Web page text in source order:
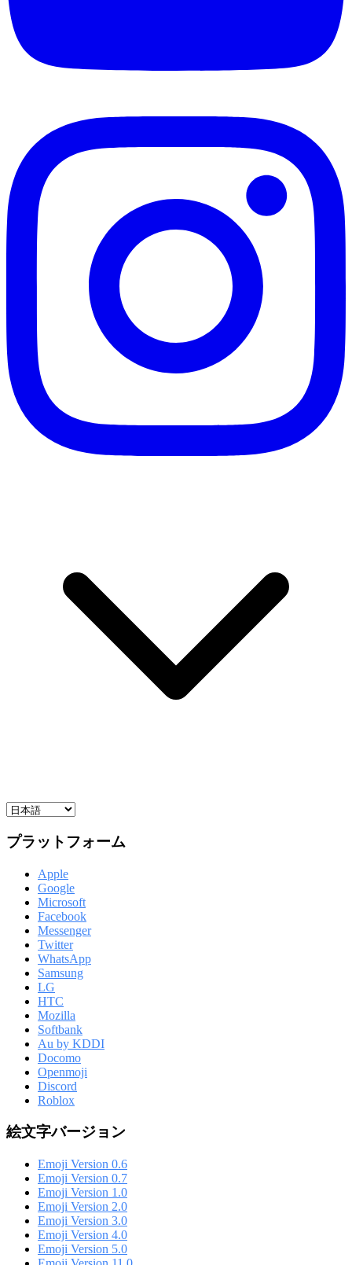
プラットフォーム
Apple
Google
Microsoft
Facebook
Messenger
Twitter
WhatsApp
Samsung
LG
HTC
Mozilla
Softbank
Au by KDDI
Docomo
Openmoji
Discord
Roblox
絵文字バージョン
Emoji Version 0.6
Emoji Version 0.7
Emoji Version 1.0
Emoji Version 2.0
Emoji Version 3.0
Emoji Version 4.0
Emoji Version 5.0